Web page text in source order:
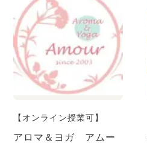
【オンライン授業可】
アロマ＆ヨガ アムー